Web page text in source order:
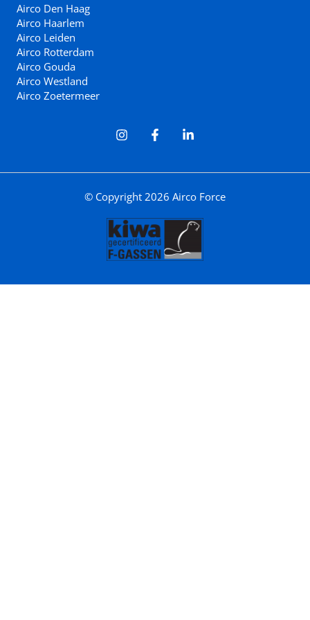
Airco Den Haag
Airco Haarlem
Airco Leiden
Airco Rotterdam
Airco Gouda
Airco Westland
Airco Zoetermeer
© Copyright 2026 Airco Force